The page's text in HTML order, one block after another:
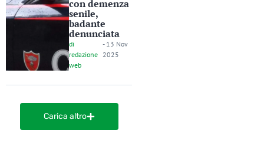
con demenza
senile,
badante
denunciata
di
redazione
web
- 13 Nov
2025
Carica altro